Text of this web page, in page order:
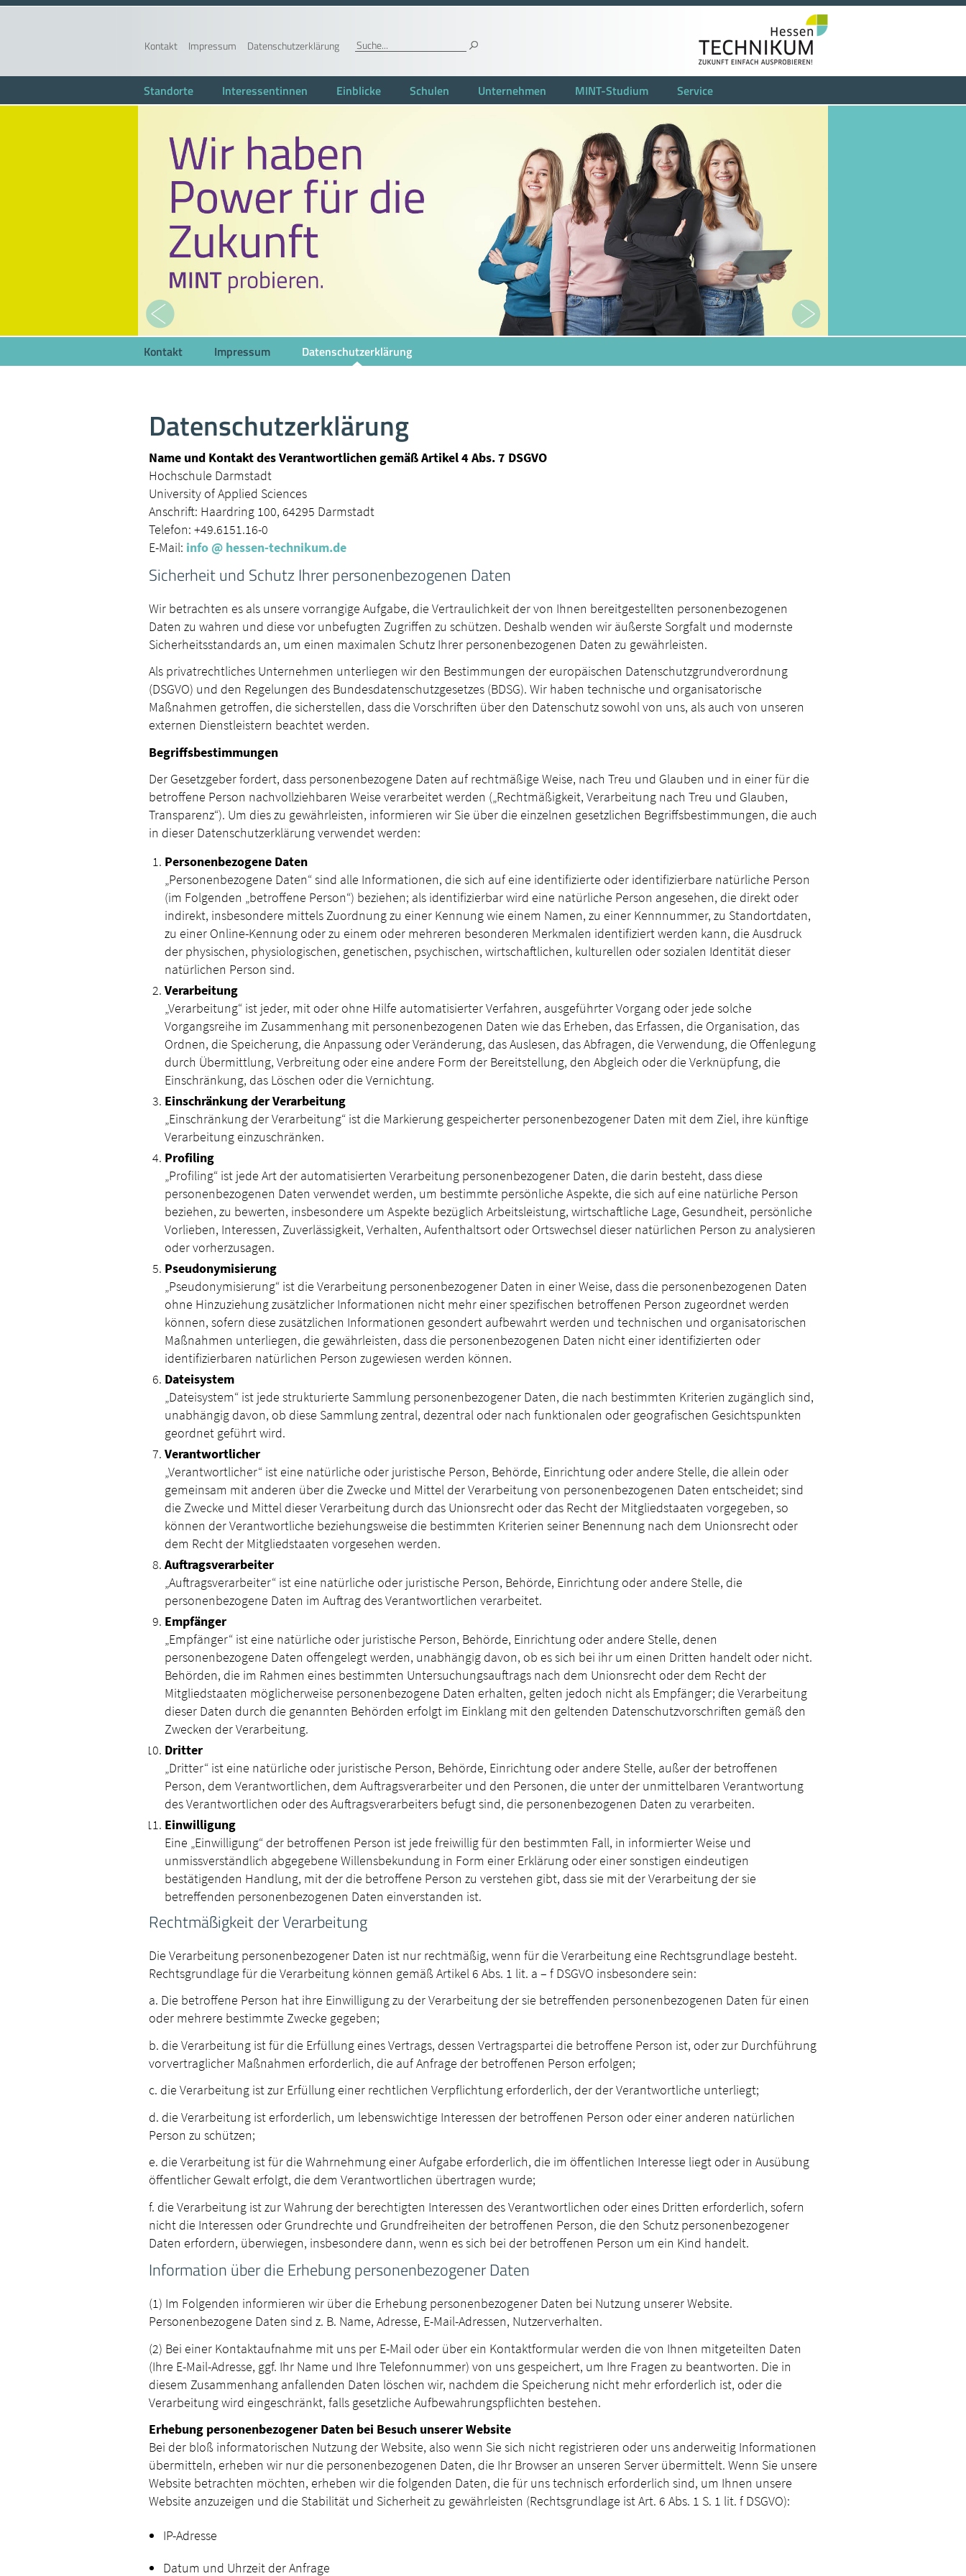
Kontakt Impressum Datenschutzerklärung
Standorte Interessentinnen Einblicke Schulen Unternehmen MINT-Studium Service
Kontakt Impressum Datenschutzerklärung
Datenschutzerklärung
Name und Kontakt des Verantwortlichen gemäß Artikel 4 Abs. 7 DSGVO
Hochschule Darmstadt
University of Applied Sciences
Anschrift: Haardring 100, 64295 Darmstadt
Telefon: +49.6151.16-0
E-Mail: info @ hessen-technikum.de
Sicherheit und Schutz Ihrer personenbezogenen Daten
Wir betrachten es als unsere vorrangige Aufgabe, die Vertraulichkeit der von Ihnen bereitgestellten personenbezogenen
Daten zu wahren und diese vor unbefugten Zugriffen zu schützen. Deshalb wenden wir äußerste Sorgfalt und modernste
Sicherheitsstandards an, um einen maximalen Schutz Ihrer personenbezogenen Daten zu gewährleisten.
Als privatrechtliches Unternehmen unterliegen wir den Bestimmungen der europäischen Datenschutzgrundverordnung
(DSGVO) und den Regelungen des Bundesdatenschutzgesetzes (BDSG). Wir haben technische und organisatorische
Maßnahmen getroffen, die sicherstellen, dass die Vorschriften über den Datenschutz sowohl von uns, als auch von unseren
externen Dienstleistern beachtet werden.
Begriffsbestimmungen
Der Gesetzgeber fordert, dass personenbezogene Daten auf rechtmäßige Weise, nach Treu und Glauben und in einer für die
betroffene Person nachvollziehbaren Weise verarbeitet werden („Rechtmäßigkeit, Verarbeitung nach Treu und Glauben,
Transparenz“). Um dies zu gewährleisten, informieren wir Sie über die einzelnen gesetzlichen Begriffsbestimmungen, die auch
in dieser Datenschutzerklärung verwendet werden:
Personenbezogene Daten
„Personenbezogene Daten“ sind alle Informationen, die sich auf eine identifizierte oder identifizierbare natürliche Person
(im Folgenden „betroffene Person“) beziehen; als identifizierbar wird eine natürliche Person angesehen, die direkt oder
indirekt, insbesondere mittels Zuordnung zu einer Kennung wie einem Namen, zu einer Kennnummer, zu Standortdaten,
zu einer Online-Kennung oder zu einem oder mehreren besonderen Merkmalen identifiziert werden kann, die Ausdruck
der physischen, physiologischen, genetischen, psychischen, wirtschaftlichen, kulturellen oder sozialen Identität dieser
natürlichen Person sind.
Verarbeitung
„Verarbeitung“ ist jeder, mit oder ohne Hilfe automatisierter Verfahren, ausgeführter Vorgang oder jede solche
Vorgangsreihe im Zusammenhang mit personenbezogenen Daten wie das Erheben, das Erfassen, die Organisation, das
Ordnen, die Speicherung, die Anpassung oder Veränderung, das Auslesen, das Abfragen, die Verwendung, die Offenlegung
durch Übermittlung, Verbreitung oder eine andere Form der Bereitstellung, den Abgleich oder die Verknüpfung, die
Einschränkung, das Löschen oder die Vernichtung.
Einschränkung der Verarbeitung
„Einschränkung der Verarbeitung“ ist die Markierung gespeicherter personenbezogener Daten mit dem Ziel, ihre künftige
Verarbeitung einzuschränken.
Profiling
„Profiling“ ist jede Art der automatisierten Verarbeitung personenbezogener Daten, die darin besteht, dass diese
personenbezogenen Daten verwendet werden, um bestimmte persönliche Aspekte, die sich auf eine natürliche Person
beziehen, zu bewerten, insbesondere um Aspekte bezüglich Arbeitsleistung, wirtschaftliche Lage, Gesundheit, persönliche
Vorlieben, Interessen, Zuverlässigkeit, Verhalten, Aufenthaltsort oder Ortswechsel dieser natürlichen Person zu analysieren
oder vorherzusagen.
Pseudonymisierung
„Pseudonymisierung“ ist die Verarbeitung personenbezogener Daten in einer Weise, dass die personenbezogenen Daten
ohne Hinzuziehung zusätzlicher Informationen nicht mehr einer spezifischen betroffenen Person zugeordnet werden
können, sofern diese zusätzlichen Informationen gesondert aufbewahrt werden und technischen und organisatorischen
Maßnahmen unterliegen, die gewährleisten, dass die personenbezogenen Daten nicht einer identifizierten oder
identifizierbaren natürlichen Person zugewiesen werden können.
Dateisystem
„Dateisystem“ ist jede strukturierte Sammlung personenbezogener Daten, die nach bestimmten Kriterien zugänglich sind,
unabhängig davon, ob diese Sammlung zentral, dezentral oder nach funktionalen oder geografischen Gesichtspunkten
geordnet geführt wird.
Verantwortlicher
„Verantwortlicher“ ist eine natürliche oder juristische Person, Behörde, Einrichtung oder andere Stelle, die allein oder
gemeinsam mit anderen über die Zwecke und Mittel der Verarbeitung von personenbezogenen Daten entscheidet; sind
die Zwecke und Mittel dieser Verarbeitung durch das Unionsrecht oder das Recht der Mitgliedstaaten vorgegeben, so
können der Verantwortliche beziehungsweise die bestimmten Kriterien seiner Benennung nach dem Unionsrecht oder
dem Recht der Mitgliedstaaten vorgesehen werden.
Auftragsverarbeiter
„Auftragsverarbeiter“ ist eine natürliche oder juristische Person, Behörde, Einrichtung oder andere Stelle, die
personenbezogene Daten im Auftrag des Verantwortlichen verarbeitet.
Empfänger
„Empfänger“ ist eine natürliche oder juristische Person, Behörde, Einrichtung oder andere Stelle, denen
personenbezogene Daten offengelegt werden, unabhängig davon, ob es sich bei ihr um einen Dritten handelt oder nicht.
Behörden, die im Rahmen eines bestimmten Untersuchungsauftrags nach dem Unionsrecht oder dem Recht der
Mitgliedstaaten möglicherweise personenbezogene Daten erhalten, gelten jedoch nicht als Empfänger; die Verarbeitung
dieser Daten durch die genannten Behörden erfolgt im Einklang mit den geltenden Datenschutzvorschriften gemäß den
Zwecken der Verarbeitung.
Dritter
„Dritter“ ist eine natürliche oder juristische Person, Behörde, Einrichtung oder andere Stelle, außer der betroffenen
Person, dem Verantwortlichen, dem Auftragsverarbeiter und den Personen, die unter der unmittelbaren Verantwortung
des Verantwortlichen oder des Auftragsverarbeiters befugt sind, die personenbezogenen Daten zu verarbeiten.
Einwilligung
Eine „Einwilligung“ der betroffenen Person ist jede freiwillig für den bestimmten Fall, in informierter Weise und
unmissverständlich abgegebene Willensbekundung in Form einer Erklärung oder einer sonstigen eindeutigen
bestätigenden Handlung, mit der die betroffene Person zu verstehen gibt, dass sie mit der Verarbeitung der sie
betreffenden personenbezogenen Daten einverstanden ist.
Rechtmäßigkeit der Verarbeitung
Die Verarbeitung personenbezogener Daten ist nur rechtmäßig, wenn für die Verarbeitung eine Rechtsgrundlage besteht.
Rechtsgrundlage für die Verarbeitung können gemäß Artikel 6 Abs. 1 lit. a – f DSGVO insbesondere sein:
a. Die betroffene Person hat ihre Einwilligung zu der Verarbeitung der sie betreffenden personenbezogenen Daten für einen
oder mehrere bestimmte Zwecke gegeben;
b. die Verarbeitung ist für die Erfüllung eines Vertrags, dessen Vertragspartei die betroffene Person ist, oder zur Durchführung
vorvertraglicher Maßnahmen erforderlich, die auf Anfrage der betroffenen Person erfolgen;
c. die Verarbeitung ist zur Erfüllung einer rechtlichen Verpflichtung erforderlich, der der Verantwortliche unterliegt;
d. die Verarbeitung ist erforderlich, um lebenswichtige Interessen der betroffenen Person oder einer anderen natürlichen
Person zu schützen;
e. die Verarbeitung ist für die Wahrnehmung einer Aufgabe erforderlich, die im öffentlichen Interesse liegt oder in Ausübung
öffentlicher Gewalt erfolgt, die dem Verantwortlichen übertragen wurde;
f. die Verarbeitung ist zur Wahrung der berechtigten Interessen des Verantwortlichen oder eines Dritten erforderlich, sofern
nicht die Interessen oder Grundrechte und Grundfreiheiten der betroffenen Person, die den Schutz personenbezogener
Daten erfordern, überwiegen, insbesondere dann, wenn es sich bei der betroffenen Person um ein Kind handelt.
Information über die Erhebung personenbezogener Daten
(1) Im Folgenden informieren wir über die Erhebung personenbezogener Daten bei Nutzung unserer Website.
Personenbezogene Daten sind z. B. Name, Adresse, E-Mail-Adressen, Nutzerverhalten.
(2) Bei einer Kontaktaufnahme mit uns per E-Mail oder über ein Kontaktformular werden die von Ihnen mitgeteilten Daten
(Ihre E-Mail-Adresse, ggf. Ihr Name und Ihre Telefonnummer) von uns gespeichert, um Ihre Fragen zu beantworten. Die in
diesem Zusammenhang anfallenden Daten löschen wir, nachdem die Speicherung nicht mehr erforderlich ist, oder die
Verarbeitung wird eingeschränkt, falls gesetzliche Aufbewahrungspflichten bestehen.
Erhebung personenbezogener Daten bei Besuch unserer Website
Bei der bloß informatorischen Nutzung der Website, also wenn Sie sich nicht registrieren oder uns anderweitig Informationen
übermitteln, erheben wir nur die personenbezogenen Daten, die Ihr Browser an unseren Server übermittelt. Wenn Sie unsere
Website betrachten möchten, erheben wir die folgenden Daten, die für uns technisch erforderlich sind, um Ihnen unsere
Website anzuzeigen und die Stabilität und Sicherheit zu gewährleisten (Rechtsgrundlage ist Art. 6 Abs. 1 S. 1 lit. f DSGVO):
IP-Adresse
Datum und Uhrzeit der Anfrage